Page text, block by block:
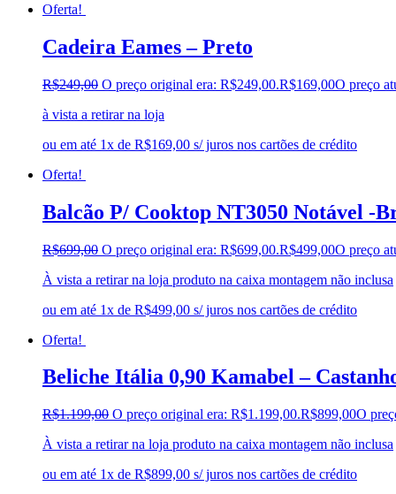
Oferta!
Cadeira Eames – Preto
R$249,00 O preço original era: R$249,00.R$169,00O preço
à vista a retirar na loja
ou em até 1x de R$169,00 s/ juros nos cartões de crédito
Oferta!
Balcão P/ Cooktop NT3050 Notável -
R$699,00 O preço original era: R$699,00.R$499,00O preço
À vista a retirar na loja produto na caixa montagem não inclusa
ou em até 1x de R$499,00 s/ juros nos cartões de crédito
Oferta!
Beliche Itália 0,90 Kamabel –
R$1.199,00 O preço original era: R$1.199,00.R$899,00O
À vista a retirar na loja produto na caixa montagem não inclusa
ou em até 1x de R$899,00 s/ juros nos cartões de crédito